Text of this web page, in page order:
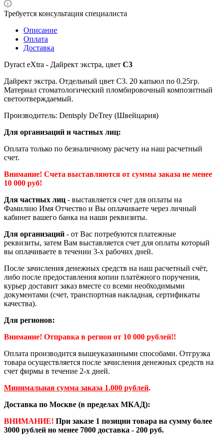
Требуется консультация специалиста
Описание
Оплата
Доставка
Dyract eXtra - Дайрект экстра, цвет С3
Дайрект экстра. Отдельный цвет С3. 20 капьюл по 0.25гр.
Материал стоматологический пломбировочный композитный
светоотверждаемый.
Производитель: Dentsply DeTrey (Швейцария)
Для организаций и частных лиц:
Оплата только по безналичному расчету на наш расчетный
счет.
Внимание! Счета выставляются от суммы заказа не менее
10 000 руб!
Для частных лиц - выставляется счет для оплаты на
Фамилию Имя Отчество и Вы оплачиваете через личный
кабинет вашего банка на наши реквизиты.
Для организаций - от Вас потребуются платежные
реквизиты, затем Вам выставляется счет для оплаты который
вы оплачиваете в течении 3-х рабочих дней.
После зачисления денежных средств на наш расчетный счёт,
либо после предоставления копии платёжного поручения,
курьер доставит заказ вместе со всеми необходимыми
документами (счет, транспортная накладная, сертификаты
качества).
Для регионов:
Внимание! Отправка в регион от 10 000 рублей!!
Оплата производится вышеуказанными способами. Отгрузка
товара осуществляется после зачисления денежных средств на
счет фирмы в течение 2-х дней.
Минимальная сумма заказа 1.000 рублей.
Доставка по Москве (в пределах МКАД):
ВНИМАНИЕ! При заказе 1 позиции товара на сумму более
3000 рублей но менее 7000 доставка - 200 руб.